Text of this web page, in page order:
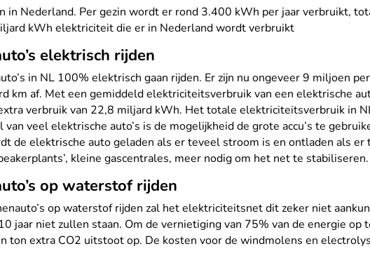
in Nederland. Per gezin wordt er rond 3.400 kWh per jaar verbruikt,
kWh elektriciteit die er in Nederland wordt verbruikt
elektrisch rijden
in NL 100% elektrisch gaan rijden. Er zijn nu ongeveer 9 miljoen
km af. Met een gemiddeld elektriciteitsverbruik van een elektrische
verbruik van 22,8 miljard kWh. Het totale elektriciteitsverbruik in
veel elektrische auto’s is de mogelijkheid de grote accu’s te
de elektrische auto geladen als er teveel stroom is en ontladen als
kleine gascentrales, meer nodig om het net te stabiliseren.
op waterstof rijden
op waterstof rijden zal het elektriciteitsnet dit zeker niet
jaar niet zullen staan. Om de vernietiging van 75% van de energie
ton extra CO2 uitstoot op. De kosten voor de windmolens en